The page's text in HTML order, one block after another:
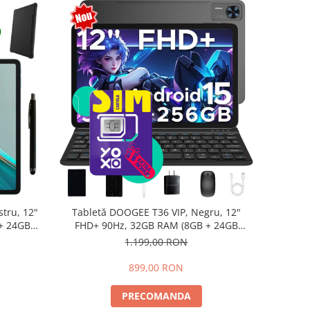
12"
24GB
Tabletă DOOGEE T36 VIP, Negru, 12"
FHD+ 90Hz, 32GB RAM (8GB + 24GB
extensibili), 256GB, Android 15,
1.199,00 RON
899,00 RON
PRECOMANDA